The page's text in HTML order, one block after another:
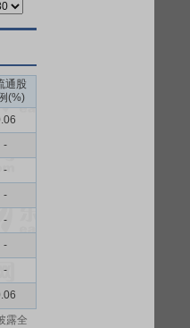
通股
(%)
-
-
-
-
-
-
露全